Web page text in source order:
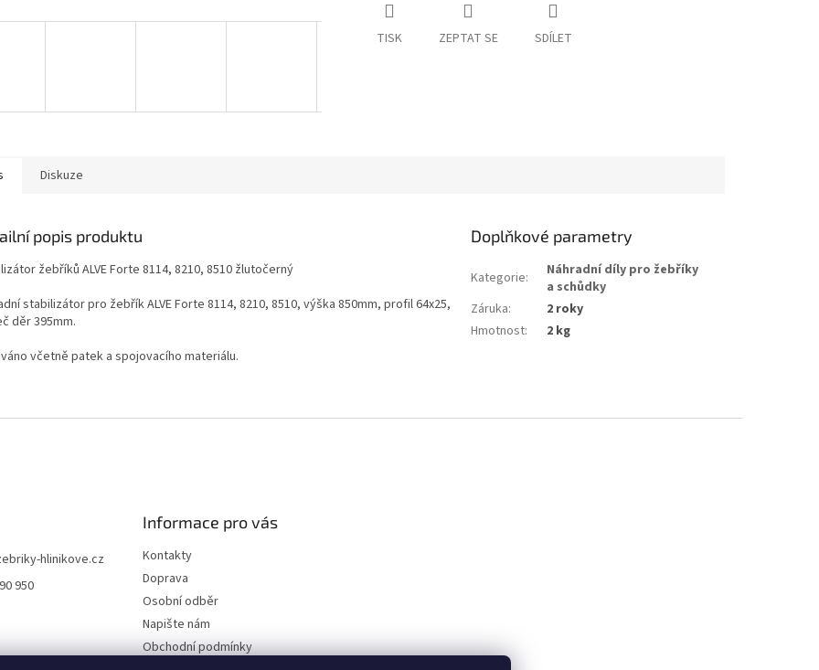
TISK ZEPTAT SE SDÍLET
Diskuze
popis produktu
žebříků ALVE Forte 8114, 8210, 8510 žlutočerný
stabilizátor pro žebřík ALVE Forte 8114, 8210, 8510, výška 850mm, profil 64x25,
děr 395mm.
včetně patek a spojovacího materiálu.
Doplňkové parametry
Kategorie:
Náhradní díly pro žebříky
a schůdky
Záruka:
2 roky
Hmotnost: 2 kg
hlinikove.cz
950
Informace pro vás
Kontakty
Doprava
Osobní odběr
Napište nám
Obchodní podmínky